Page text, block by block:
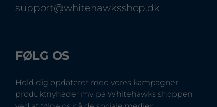
support@whitehawksshop.dk
FØLG OS
Hold dig opdateret med vores kampagner,
produktnyheder mv. på Whitehawks shoppen